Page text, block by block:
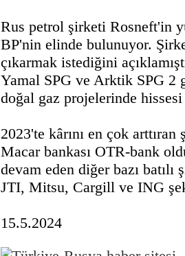
Rus petrol şirketi Rosneft'in
BP'nin elinde bulunuyor.
çıkarmak istediğini
Yamal SPG ve Arktik SPG 2
doğal gaz projelerinde
2023'te kârını en çok
Macar bankası OTR-bank
devam eden diğer bazı
JTI, Mitsu, Cargill ve ING
15.5.2024